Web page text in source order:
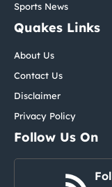
Sports News
Quakes Links
About Us
Contact Us
Disclaimer
Privacy Policy
Follow Us On